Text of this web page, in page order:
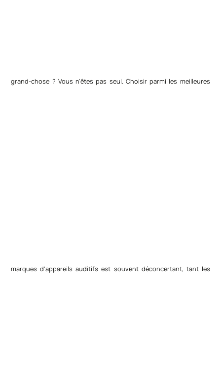
grand-chose ? Vous n'êtes pas seul. Choisir parmi les meilleures
marques d'appareils auditifs est souvent déconcertant, tant les